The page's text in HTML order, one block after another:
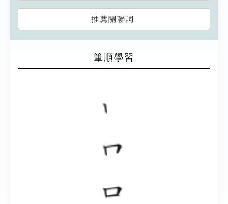
推薦關聯詞
筆順學習